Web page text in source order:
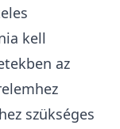
kell
az
szükséges